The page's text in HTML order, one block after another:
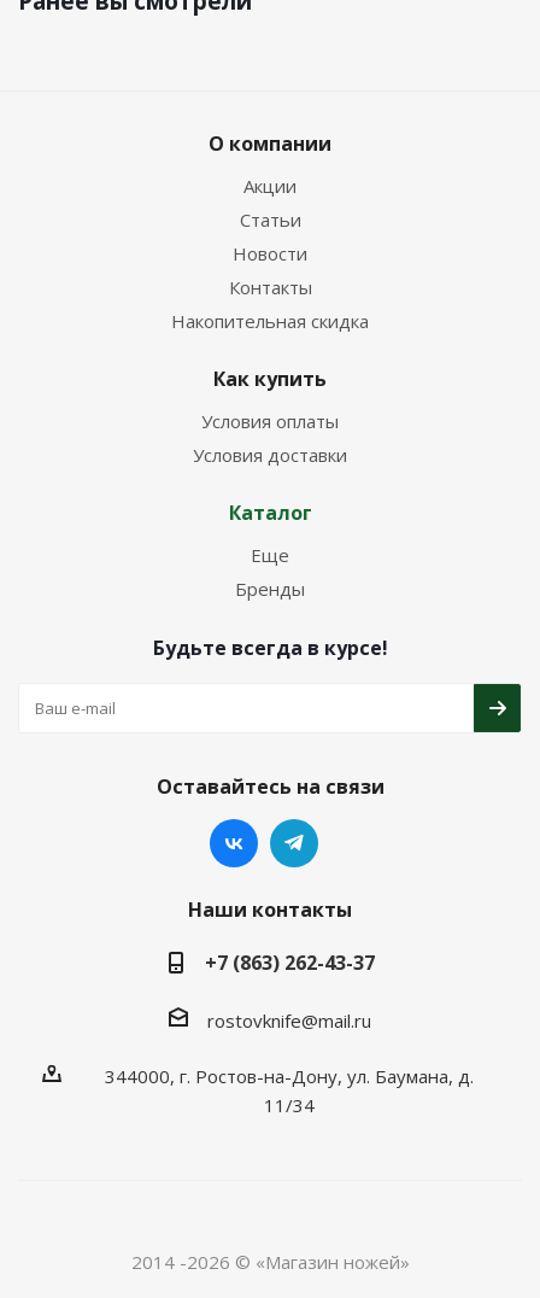
О компании
Акции
Статьи
Новости
Контакты
Накопительная скидка
Как купить
Условия оплаты
Условия доставки
Каталог
Еще
Бренды
Будьте всегда в курсе!
Оставайтесь на связи
Наши контакты
+7 (863) 262-43-37
rostovknife@mail.ru
344000, г. Ростов-на-Дону, ул. Баумана, д.
11/34
2014 -2026 © «Магазин ножей»